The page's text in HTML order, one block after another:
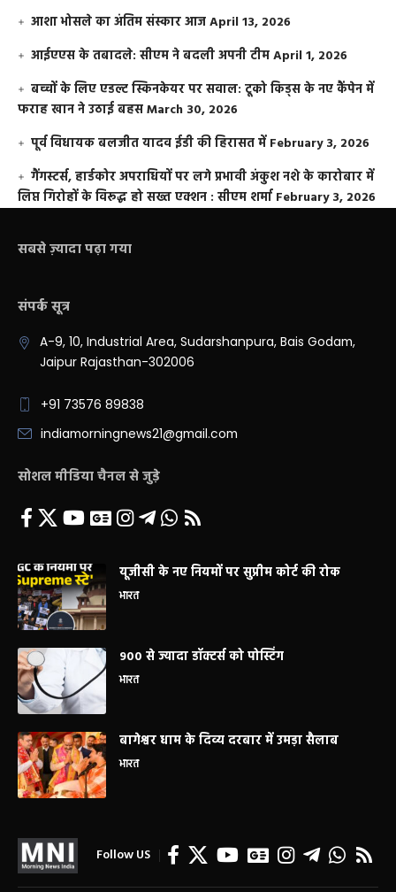
आशा भोसले का अंतिम संस्कार आजApril 13, 2026
आईएएस के तबादले: सीएम ने बदली अपनी टीमApril 1, 2026
बच्चों के लिए एडल्ट स्किनकेयर पर सवाल: टूको किड्स के नए कैंपेन में
फराह खान ने उठाई बहसMarch 30, 2026
पूर्व विधायक बलजीत यादव ईडी की हिरासत में February 3, 2026
गैंगस्टर्स, हार्डकोर अपराधियों पर लगे प्रभावी अंकुश नशे के कारोबार में
लिप्त गिरोहों के विरूद्ध हो सख्त एक्शन : सीएम शर्मा February 3, 2026
सबसे ज़्यादा पढ़ा गया
संपर्क सूत्र
A-9, 10, Industrial Area, Sudarshanpura, Bais Godam,
Jaipur Rajasthan-302006
+91 73576 89838
indiamorningnews21@gmail.com
सोशल मीडिया चैनल से जुड़े
यूजीसी के नए नियमों पर सुप्रीम कोर्ट की रोक
भारत
900 से ज्यादा डॉक्टर्स को पोस्टिंग
भारत
बागेश्वर धाम के दिव्य दरबार में उमड़ा सैलाब
भारत
Follow US